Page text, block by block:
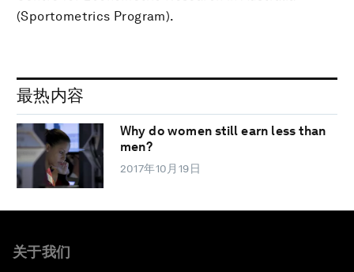
(Sportometrics Program).
最热内容
Why do women still earn less than
men?
2017年10月19日
关于我们